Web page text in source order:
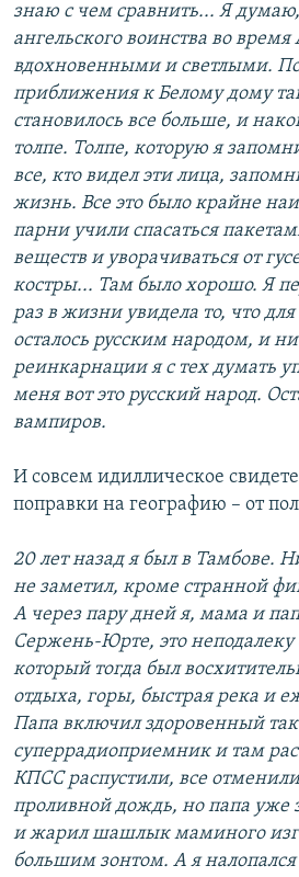
знаю с чем сравнить... Я
ангельского воинства во
вдохновенными и светлыми.
приближения к Белому дому
становилось все больше, и
толпе. Толпе, которую я
все, кто видел эти лица,
жизнь. Все это было крайне
парни учили спасаться
веществ и уворачиваться от
костры... Там было хорошо. Я
раз в жизни увидела то, что
осталось русским народом, и
реинкарнации я с тех думать
меня вот это русский народ.
вампиров.
И совсем идиллическое
поправки на географию – от
20 лет назад я был в Тамбове.
не заметил, кроме странной
А через пару дней я, мама и
Сержень-Юрте, это неподалеку
который тогда был
отдыха, горы, быстрая река и
Папа включил здоровенный
суперрадиоприемник и там
КПСС распустили, все
проливной дождь, но папа уже
и жарил шашлык маминого
большим зонтом. А я